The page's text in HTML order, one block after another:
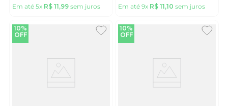
Em até 5x R$ 11,99 sem juros Em até 9x R$ 11,10 sem juros
10%
OFF
10%
OFF